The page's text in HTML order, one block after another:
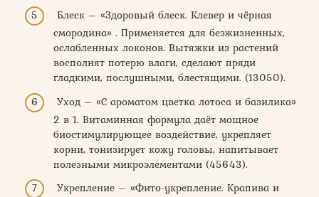
Блеск – «Здоровый блеск. Клевер и чёрная
смородина» . Применяется для безжизненных,
ослабленных локонов. Вытяжки из растений
восполнят потерю влаги, сделают пряди
гладкими, послушными, блестящими. (13050).
Уход – «С ароматом цветка лотоса и базилика»
2 в 1. Витаминная формула даёт мощное
биостимулирующее воздействие, укрепляет
корни, тонизирует кожу головы, напитывает
полезными микроэлементами (45643).
Укрепление – «Фито-укрепление. Крапива и